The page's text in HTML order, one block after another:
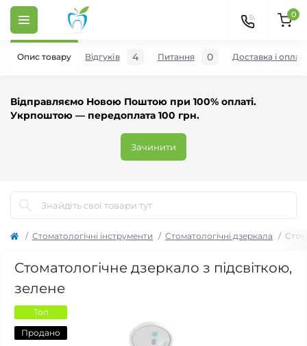
Відправляємо Новою Поштою при 100% оплаті.
Укрпоштою — передоплата 100 грн.
Зачинити
0
Стоматологічні інструменти Стоматологічні дзеркала
Стоматологічне дзеркало з підсвіткою,
зелене
Топ
Продано
Опис товару Відгуків 4 Питання 0 Доставка і